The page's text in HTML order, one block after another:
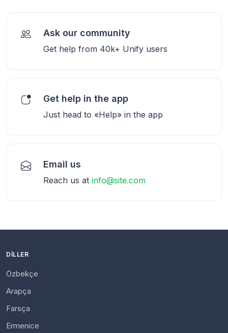
Ask our community
Get help from 40k+ Unify users
Get help in the app
Just head to «Help» in the app
Email us
Reach us at info@site.com
DILLER
Özbekçe
Arapça
Farsça
Ermenice